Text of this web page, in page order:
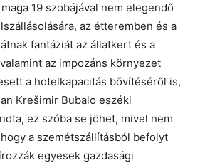
19 szobájával nem elegendő
az étteremben és a
fantáziát az állatkert és a
az impozáns környezet
a hotelkapacitás bővítéséről is,
Krešimir Bubalo eszéki
ez szóba se jöhet, mivel nem
a szemétszállításból befolyt
egyesek gazdasági